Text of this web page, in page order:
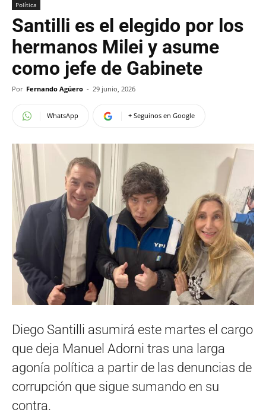
Política
Santilli es el elegido por los
hermanos Milei y asume
como jefe de Gabinete
Por Fernando Agüero - 29 junio, 2026
WhatsApp + Seguinos en Google
Diego Santilli asumirá este martes el cargo
que deja Manuel Adorni tras una larga
agonía política a partir de las denuncias de
corrupción que sigue sumando en su
contra.